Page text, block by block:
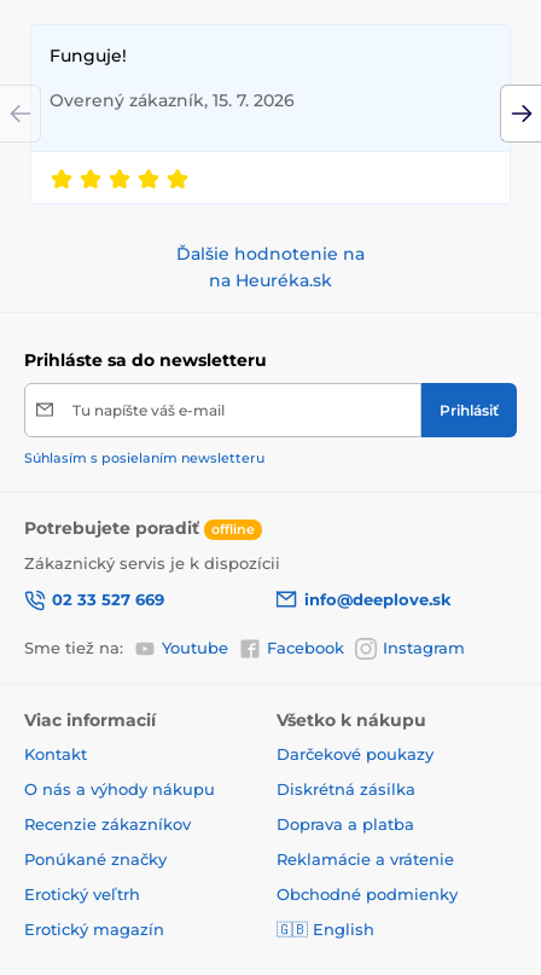
Funguje!
Overený zákazník, 15. 7. 2026
Ďalšie hodnotenie na
na Heuréka.sk
Prihláste sa do newsletteru
Tu napíšte váš e-mail Prihlásiť
Súhlasím s posielaním newsletteru
Potrebujete poradiť offline
Zákaznický servis je k dispozícii
02 33 527 669
info@deeplove.sk
Sme tiež na: Youtube Facebook Instagram
Viac informacií
Kontakt
O nás a výhody nákupu
Recenzie zákazníkov
Ponúkané značky
Erotický veľtrh
Erotický magazín
Všetko k nákupu
Darčekové poukazy
Diskrétná zásilka
Doprava a platba
Reklamácie a vrátenie
Obchodné podmienky
🇬🇧 English